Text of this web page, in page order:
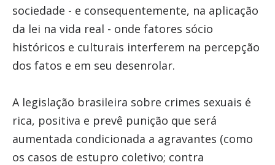
sociedade - e consequentemente, na aplicação
da lei na vida real - onde fatores sócio
históricos e culturais interferem na percepção
dos fatos e em seu desenrolar.
A legislação brasileira sobre crimes sexuais é
rica, positiva e prevê punição que será
aumentada condicionada a agravantes (como
os casos de estupro coletivo; contra